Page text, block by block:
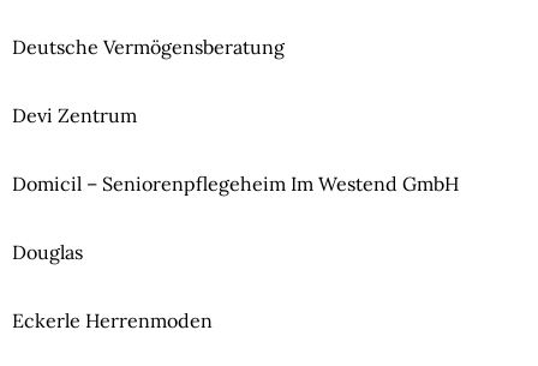
Deutsche Vermögensberatung
Devi Zentrum
Domicil – Seniorenpflegeheim Im Westend GmbH
Douglas
Eckerle Herrenmoden